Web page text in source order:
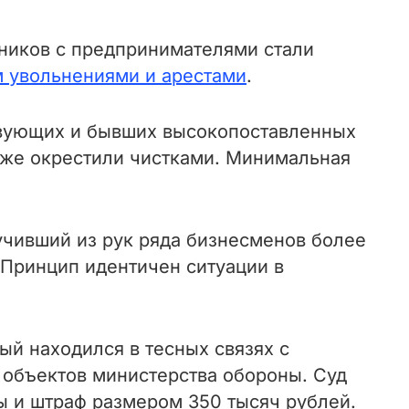
с предпринимателями стали
и арестами.
и бывших высокопоставленных
окрестили чистками. Минимальная
из рук ряда бизнесменов более
идентичен ситуации в
находился в тесных связях с
министерства обороны. Суд
и штраф размером 350 тысяч рублей.